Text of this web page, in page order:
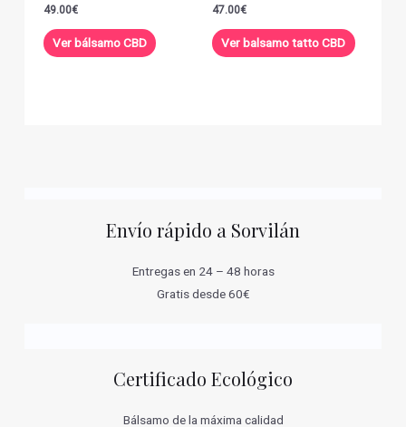
Valorado con
de 5
49.00€
Ver bálsamo CBD
Valorado con
de 5
47.00€
Ver balsamo tatto CBD
Envío rápido a Sorvilán
Entregas en 24 – 48 horas
Gratis desde 60€
Certificado Ecológico
Bálsamo de la máxima calidad